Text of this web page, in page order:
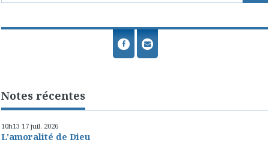
Notes récentes
10h13 17 juil. 2026
L'amoralité de Dieu